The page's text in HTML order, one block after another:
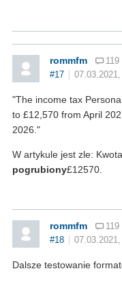
rommfm
119
#17
"The income tax
to £12,570 from April
2026."
W artykule jest zle:
pogrubiony£12570.
rommfm
119
#18
Dalsze testowanie